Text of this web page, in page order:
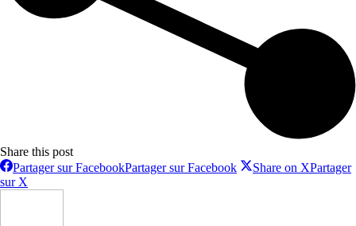
Share this post
Partager sur FacebookPartager sur Facebook Share on XPartager
sur X